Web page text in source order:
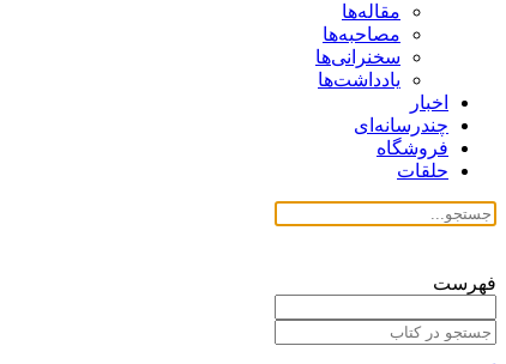
مقاله‌ها
مصاحبه‌ها
سخنرانی‌ها
یادداشت‌ها
اخبار
چندرسانه‌ای
فروشگاه
حلقات
فهرست